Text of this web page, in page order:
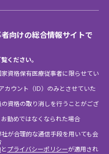
向けの総合情報サイトで
ください。
資格保有医療従事者に限らせてい
ウント（ID）のみとさせていた
資格の取り消しを行うことがござ
勤めではなくなられた場合
が合理的な通信手段を用いても会
とプライバシーポリシーが適用され